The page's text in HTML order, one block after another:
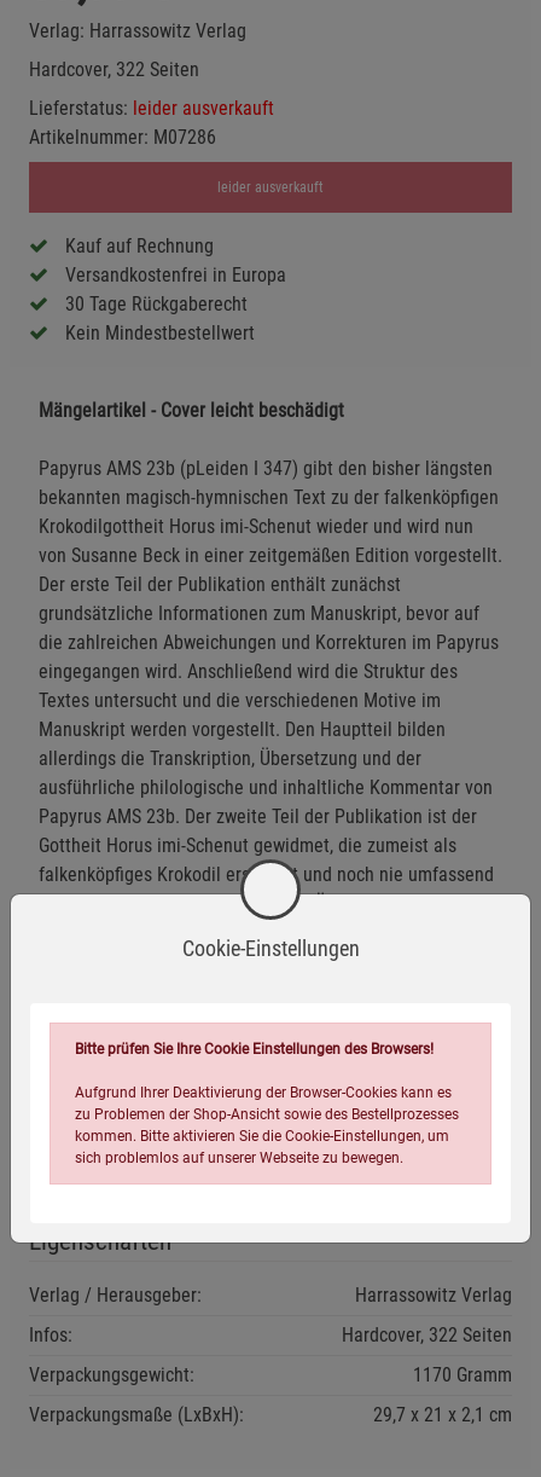
Verlag: Harrassowitz Verlag
Hardcover, 322 Seiten
Lieferstatus: leider ausverkauft
Artikelnummer: M07286
leider ausverkauft
Kauf auf Rechnung
Versandkostenfrei in Europa
30 Tage Rückgaberecht
Kein Mindestbestellwert
Mängelartikel - Cover leicht beschädigt
Papyrus AMS 23b (pLeiden I 347) gibt den bisher längsten
bekannten magisch-hymnischen Text zu der falkenköpfigen
Krokodilgottheit Horus imi-Schenut wieder und wird nun
von Susanne Beck in einer zeitgemäßen Edition vorgestellt.
Der erste Teil der Publikation enthält zunächst
grundsätzliche Informationen zum Manuskript, bevor auf
die zahlreichen Abweichungen und Korrekturen im Papyrus
eingegangen wird. Anschließend wird die Struktur des
Textes untersucht und die verschiedenen Motive im
Manuskript werden vorgestellt. Den Hauptteil bilden
allerdings die Transkription, Übersetzung und der
ausführliche philolo­gische und inhaltliche Kommentar von
Papyrus AMS 23b. Der zweite Teil der Publikation ist der
Gottheit Horus imi-Schenut gewidmet, die zumeist als
falkenköpfiges Krokodil erscheint und noch nie umfassend
untersucht worden ist. Nach einem Überblick über die
sein Kult und seine Priesterschaft ausführlich diskutiert.
dieser Gottheit ein. Ein Katalog mit den Belegen und
Abbildungen zu Horus imi-Schenut, eine Paläografie, ein
Paralleltexte und ein Tafelteil zu Papyrus AMS 23b runden
die Publikation ab.
Eigenschaften
Verlag / Herausgeber:
Harrassowitz Verlag
Infos:
Hardcover, 322 Seiten
Verpackungsgewicht:
1170 Gramm
Verpackungsmaße (LxBxH):
29,7 21 2,1 cm
Cookie-Einstellungen
Bitte prüfen Sie Ihre Cookie Einstellungen des Browsers!
Aufgrund Ihrer Deaktivierung der Browser-Cookies kann es
zu Problemen der Shop-Ansicht sowie des Bestellprozesses
kommen. Bitte aktivieren Sie die Cookie-Einstellungen, um
sich problemlos auf unserer Webseite zu bewegen.
Einstellungen speichern für die GruppeEinstellungen speichern für die Gruppe